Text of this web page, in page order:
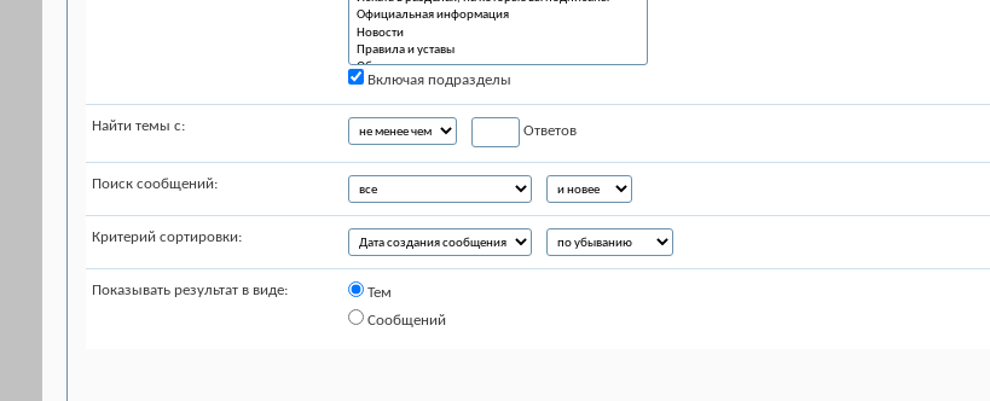
Включая подразделы
Найти темы с: Ответов
Поиск сообщений:
Критерий сортировки:
Показывать результат в виде:
Тем
Сообщений